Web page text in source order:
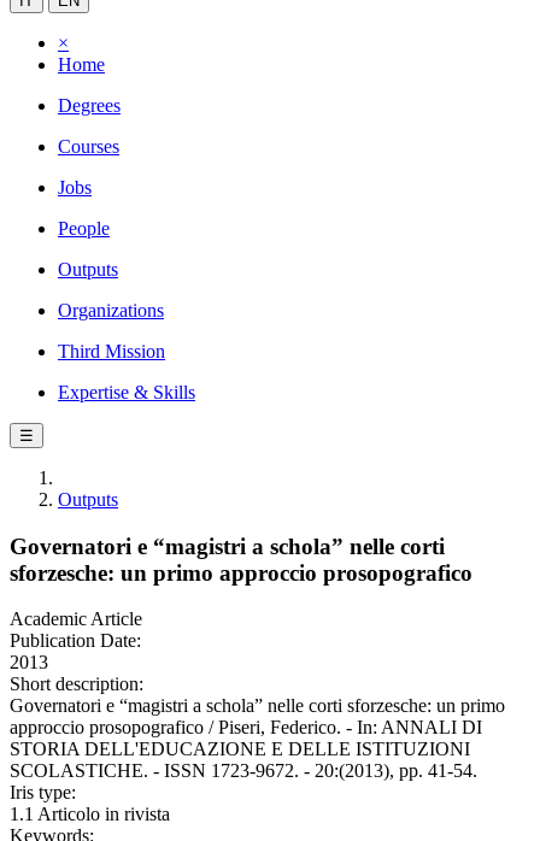
×
Home
Degrees
Courses
Jobs
People
Outputs
Organizations
Third Mission
Expertise & Skills
☰
Outputs
Governatori e “magistri a schola” nelle corti
sforzesche: un primo approccio prosopografico
Academic Article
Publication Date:
2013
Short description:
Governatori e “magistri a schola” nelle corti sforzesche: un primo
approccio prosopografico / Piseri, Federico. - In: ANNALI DI
STORIA DELL'EDUCAZIONE E DELLE ISTITUZIONI
SCOLASTICHE. - ISSN 1723-9672. - 20:(2013), pp. 41-54.
Iris type:
1.1 Articolo in rivista
Keywords: